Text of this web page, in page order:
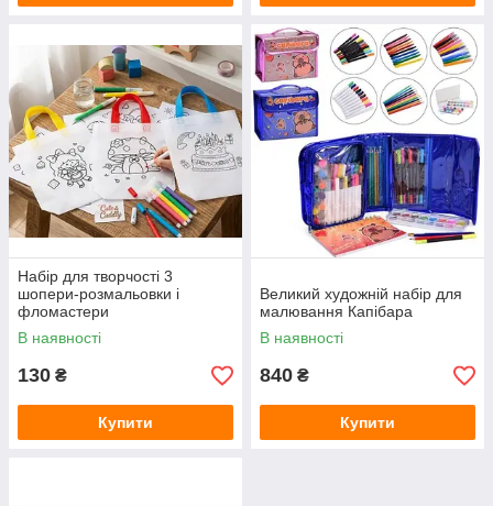
Набір для творчості 3
шопери-розмальовки і
фломастери
В наявності
130 ₴
Купити
Великий художній набір для
малювання Капібара
В наявності
840 ₴
Купити